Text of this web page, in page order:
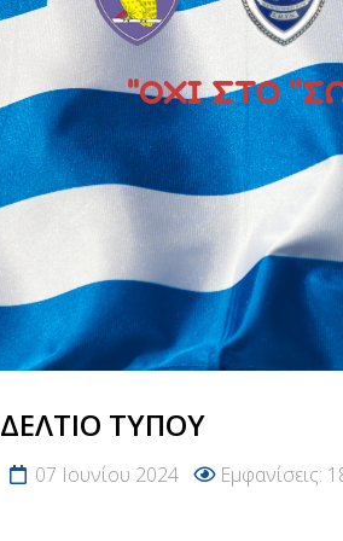
ΔΕΛΤΙΟ ΤΥΠΟΥ
07 Ιουνίου 2024 Εμφανίσεις: